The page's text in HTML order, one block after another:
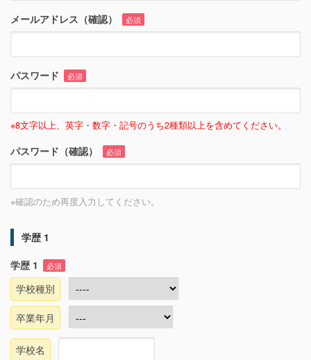
メールアドレス（確認） 必須
パスワード 必須
※8文字以上、英字・数字・記号のうち2種類以上を含めてください。
パスワード（確認） 必須
※確認のため再度入力してください。
学歴 1
学歴 1
必須
学校種別
卒業年月
学校名